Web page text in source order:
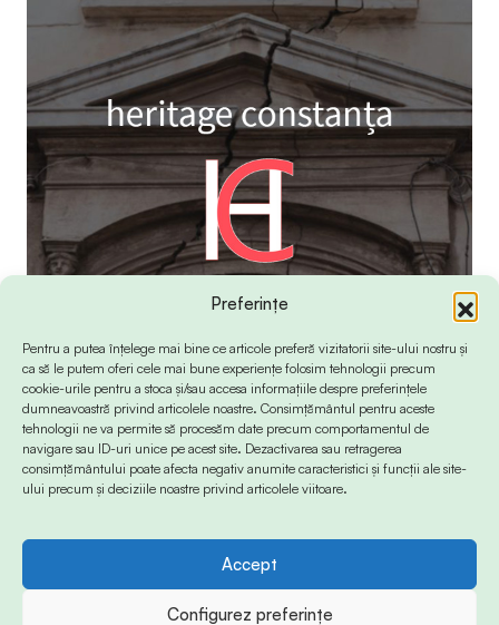
Preferințe
Pentru a putea înțelege mai bine ce articole preferă vizitatorii site-ului nostru și
ca să le putem oferi cele mai bune experiențe folosim tehnologii precum
cookie-urile pentru a stoca și/sau accesa informațiile despre preferințele
dumneavoastră privind articolele noastre. Consimțământul pentru aceste
tehnologii ne va permite să procesăm date precum comportamentul de
navigare sau ID-uri unice pe acest site. Dezactivarea sau retragerea
consimțământului poate afecta negativ anumite caracteristici și funcții ale site-
ului precum și deciziile noastre privind articolele viitoare.
Accept
Configurez preferințe
© 2024 Info-Sud-Est. All Rights Reserved.